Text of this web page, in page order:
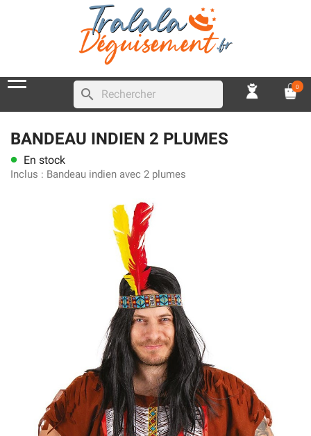
search 0
BANDEAU INDIEN 2 PLUMES
lens En stock
Inclus : Bandeau indien avec 2 plumes